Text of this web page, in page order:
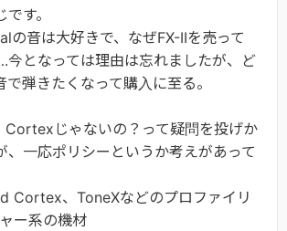
す。
の音は大好きで、なぜFX-IIを売って
今となっては理由は忘れましたが、ど
で弾きたくなって購入に至る。
Cortexじゃないの？って疑問を投げか
、一応ポリシーというか考えがあって
Cortex、ToneXなどのプロファイリ
ー系の機材